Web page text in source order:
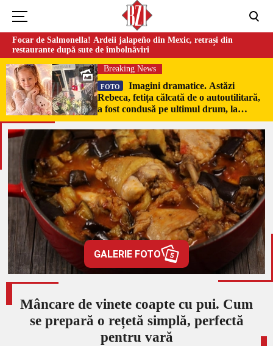
Focar de Salmonella! Ardeii jalapeño din Mexic, retrași din
restaurante după sute de îmbolnăviri
Breaking News
FOTO
Imagini dramatice. Astăzi
Rebeca, fetița călcată de o autoutilitară,
a fost condusă pe ultimul drum, la
Poduri. În sicriul alb al micuței au fost
puși pumni de bani și jucării –
EXCLUSIV
GALERIE FOTO 5
Mâncare de vinete coapte cu pui. Cum
se prepară o rețetă simplă, perfectă
pentru vară